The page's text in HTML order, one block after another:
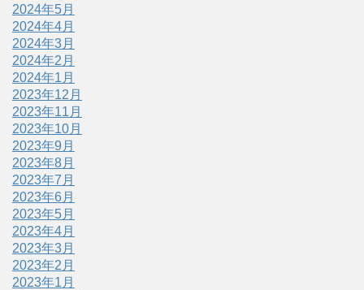
2024年5月
2024年4月
2024年3月
2024年2月
2024年1月
2023年12月
2023年11月
2023年10月
2023年9月
2023年8月
2023年7月
2023年6月
2023年5月
2023年4月
2023年3月
2023年2月
2023年1月